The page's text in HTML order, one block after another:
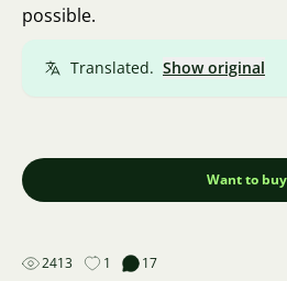
possible.
Translated. Show original
Want to buy
2413 1 17